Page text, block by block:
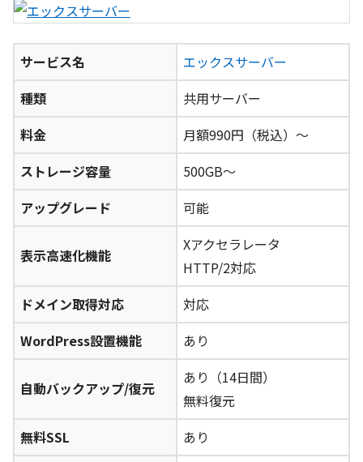
サービス名
エックスサーバー
種類
共用サーバー
料金
月額990円（税込）～
ストレージ容量
500GB～
アップグレード
可能
表示高速化機能
Xアクセラレータ
HTTP/2対応
ドメイン取得対応
対応
WordPress設置機能
あり
自動バックアップ/復元
あり（14日間）
無料復元
無料SSL
あり